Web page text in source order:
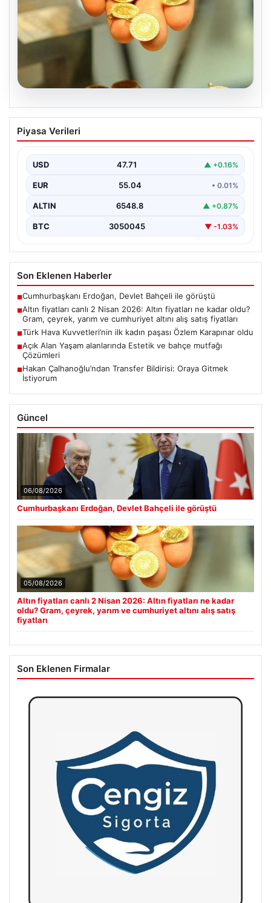
05.08.2026
Altın fiyatları canlı 2 Nisan 2026: Altın
fiyatları ne kadar oldu? Gram, çeyrek,
fiyatları
Piyasa Verileri
USD 47.71 ▲ +0.16%
EUR 55.04 • 0.01%
ALTIN 6548.8 ▲ +0.87%
BTC 3050045 ▼ -1.03%
Son Eklenen Haberler
■Cumhurbaşkanı Erdoğan, Devlet Bahçeli ile görüştü
■Altın fiyatları canlı 2 Nisan 2026: Altın fiyatları ne kadar oldu?
Gram, çeyrek, yarım ve cumhuriyet altını alış satış fiyatları
■Türk Hava Kuvvetleri’nin ilk kadın paşası Özlem Karapınar oldu
■Açık Alan Yaşam alanlarında Estetik ve bahçe mutfağı
Çözümleri
■Hakan Çalhanoğlu’ndan Transfer Bildirisi: Oraya Gitmek
İstiyorum
Güncel
06/08/2026
Cumhurbaşkanı Erdoğan, Devlet Bahçeli ile görüştü
05/08/2026
Altın fiyatları canlı 2 Nisan 2026: Altın fiyatları ne kadar
oldu? Gram, çeyrek, yarım ve cumhuriyet altını alış satış
fiyatları
Son Eklenen Firmalar